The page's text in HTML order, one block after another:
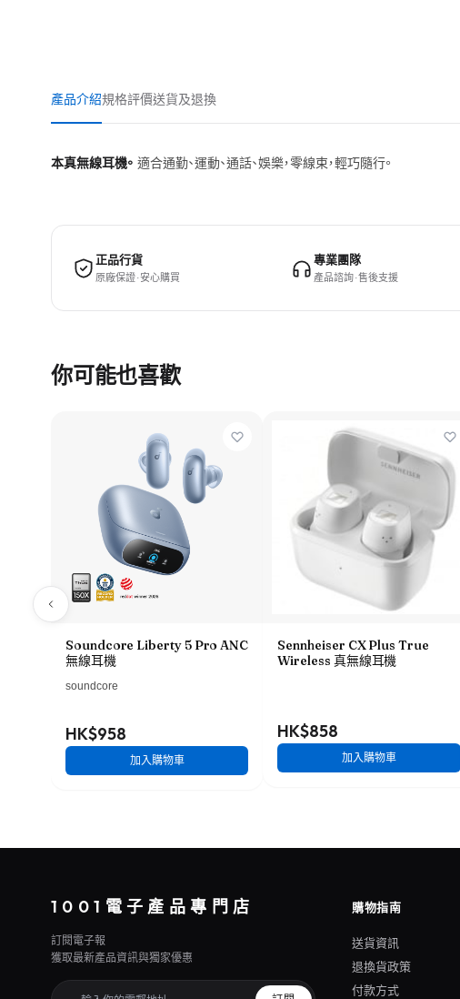
產品介紹規格評價送貨及退換
本真無線耳機。 適合通勤、運動、通話、娛樂，零線束，輕巧隨行。
正品行貨
原廠保證 · 安心購買
專業團隊
產品諮詢 · 售後支援
你可能也喜歡
Soundcore Liberty 5 Pro ANC
無線耳機
soundcore
HK$958
加入購物車
Sennheiser CX Plus True
Wireless 真無線耳機
HK$858
加入購物車
1001電子產品專門店
訂閱電子報
獲取最新產品資訊與獨家優惠
購物指南
送貨資訊
退換貨政策
付款方式